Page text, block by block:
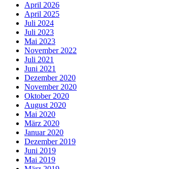
April 2026
April 2025
Juli 2024
Juli 2023
Mai 2023
November 2022
Juli 2021
Juni 2021
Dezember 2020
November 2020
Oktober 2020
August 2020
Mai 2020
März 2020
Januar 2020
Dezember 2019
Juni 2019
Mai 2019